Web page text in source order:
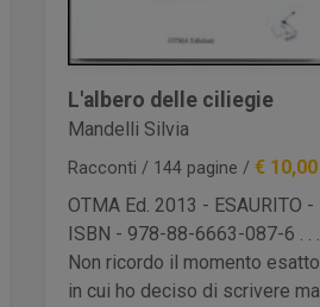
L'albero delle ciliegie
Mandelli Silvia
Racconti / 144 pagine /€ 10,00
OTMA Ed. 2013 - ESAURITO -
ISBN - 978-88-6663-087-6 . . .
Non ricordo il momento esatto
in cui ho deciso di scrivere ma